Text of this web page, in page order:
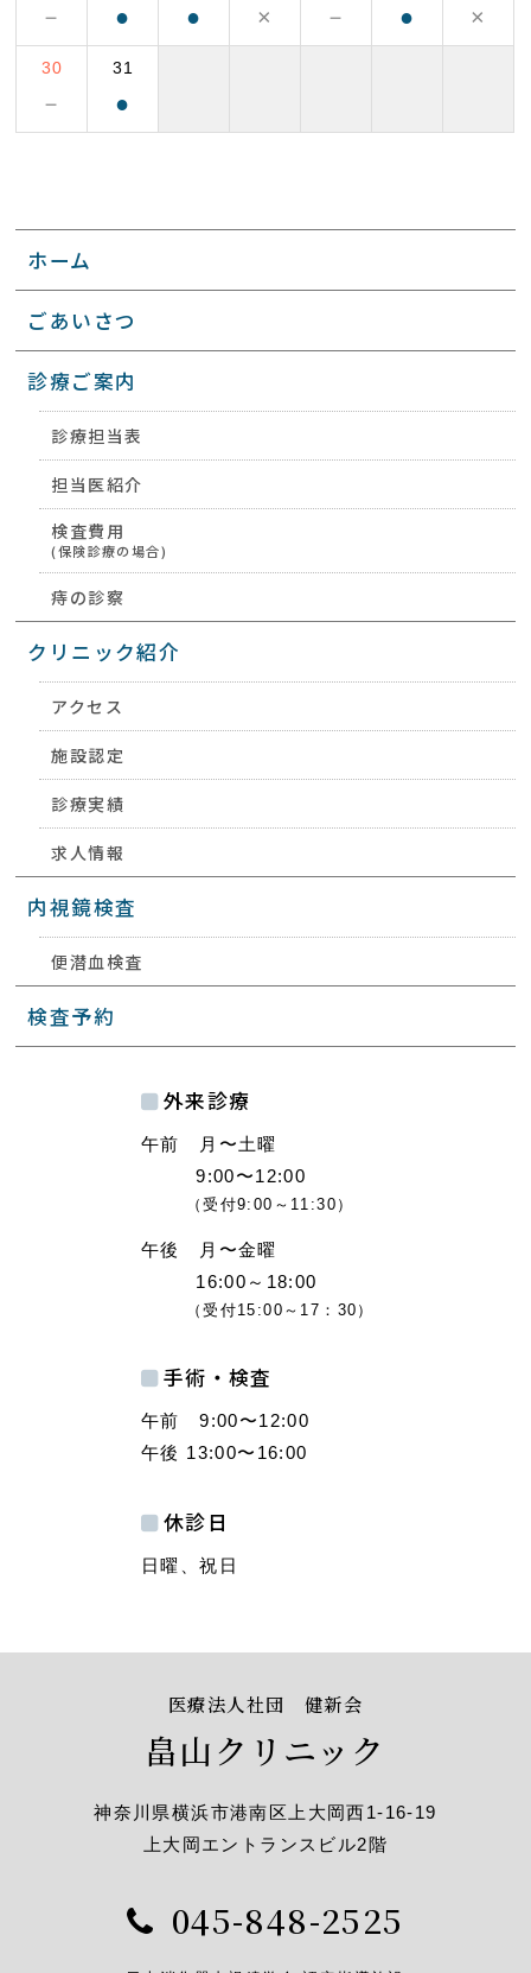
－ ● ● × － ● ×
30
－
31
●
ホーム
ごあいさつ
診療ご案内
診療担当表
担当医紹介
検査費用
(保険診療の場合)
痔の診察
クリニック紹介
アクセス
施設認定
診療実績
求人情報
内視鏡検査
便潜血検査
検査予約
外来診療
午前 月〜土曜
9:00〜12:00
（受付9:00～11:30）
午後 月〜金曜
16:00～18:00
（受付15:00～17：30）
手術・検査
午前 9:00〜12:00
午後 13:00〜16:00
休診日
日曜、祝日
医療法人社団 健新会
畠山クリニック
神奈川県横浜市港南区上大岡西1-16-19
上大岡エントランスビル2階
045-848-2525